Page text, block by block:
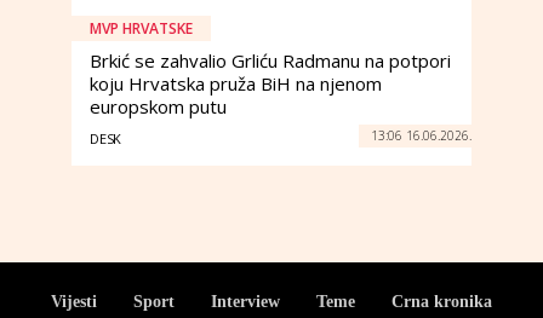
MVP HRVATSKE
Brkić se zahvalio Grliću Radmanu na potpori
koju Hrvatska pruža BiH na njenom
europskom putu
DESK 13:06 16.06.2026.
Vijesti Sport Interview Teme Crna kronika